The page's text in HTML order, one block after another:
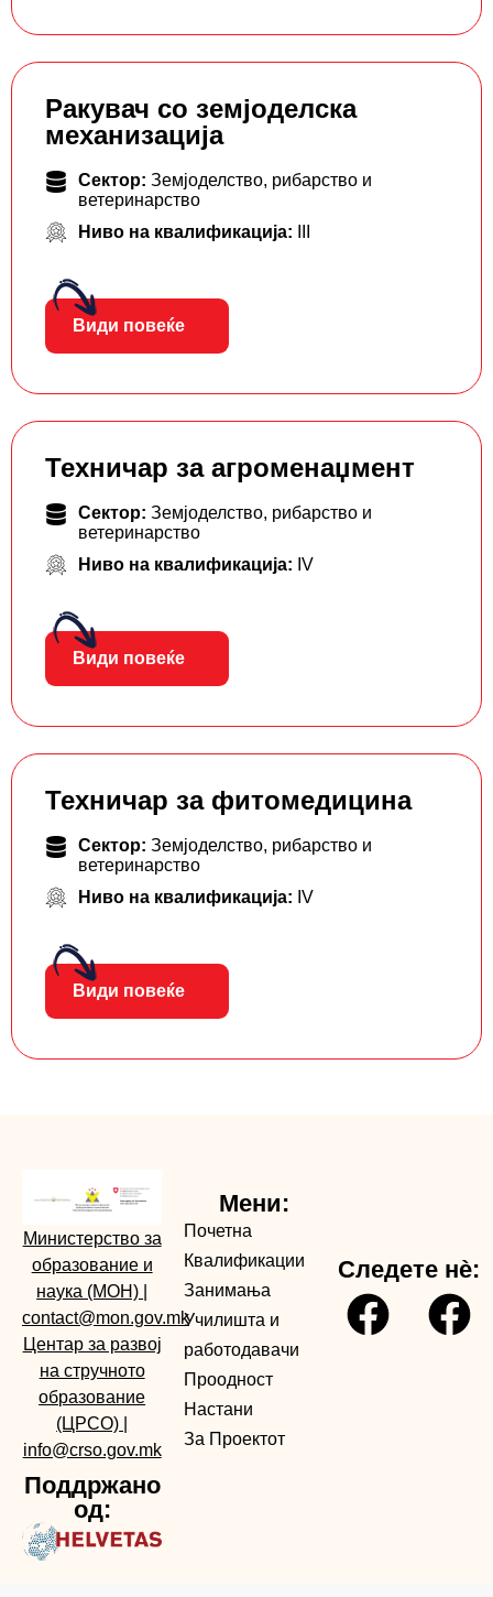
Ракувач со земјоделска
механизација
Сектор: Земјоделство, рибарство и
ветеринарство
Ниво на квалификација:
Види повеќе
Техничар за агроменаџмент
Сектор: Земјоделство, рибарство и
ветеринарство
Ниво на квалификација: IV
Види повеќе
Техничар за фитомедицина
Сектор: Земјоделство, рибарство и
ветеринарство
Ниво на квалификација: IV
Види повеќе
Министерство за
образование и
наука (МОН)
contact@mon.gov.mk
Центар за развој
на стручното
образование
(ЦРСО)
info@crso.gov.mk
Поддржано
од:
Мени:
Почетна
Квалификации
Занимања
Училишта и
работодавачи
Проодност
Настани
За Проектот
Следете нè: